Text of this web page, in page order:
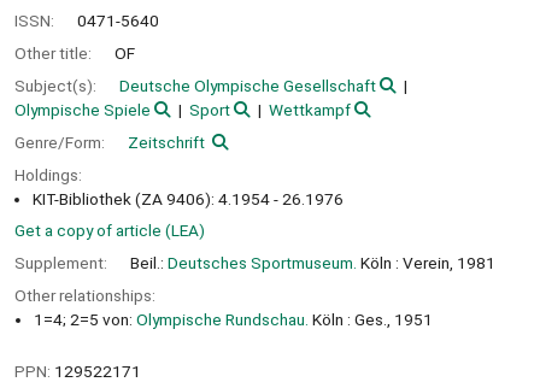
ISSN:
0471-5640
Other title:
OF
Subject(s):
Deutsche Olympische Gesellschaft
Olympische Spiele
Sport
Wettkampf
Genre/Form:
Zeitschrift
Holdings:
KIT-Bibliothek (ZA 9406): 4.1954 - 26.1976
Get a copy of article (LEA)
Supplement:
Beil.: Deutsches Sportmuseum. Köln : Verein, 1981
Other relationships:
1=4; 2=5 von: Olympische Rundschau. Köln : Ges., 1951
PPN: 129522171